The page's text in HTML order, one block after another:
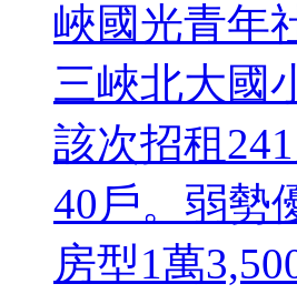
峽國光青年
三峽北大國
該次招租
40戶。弱勢
房型1萬